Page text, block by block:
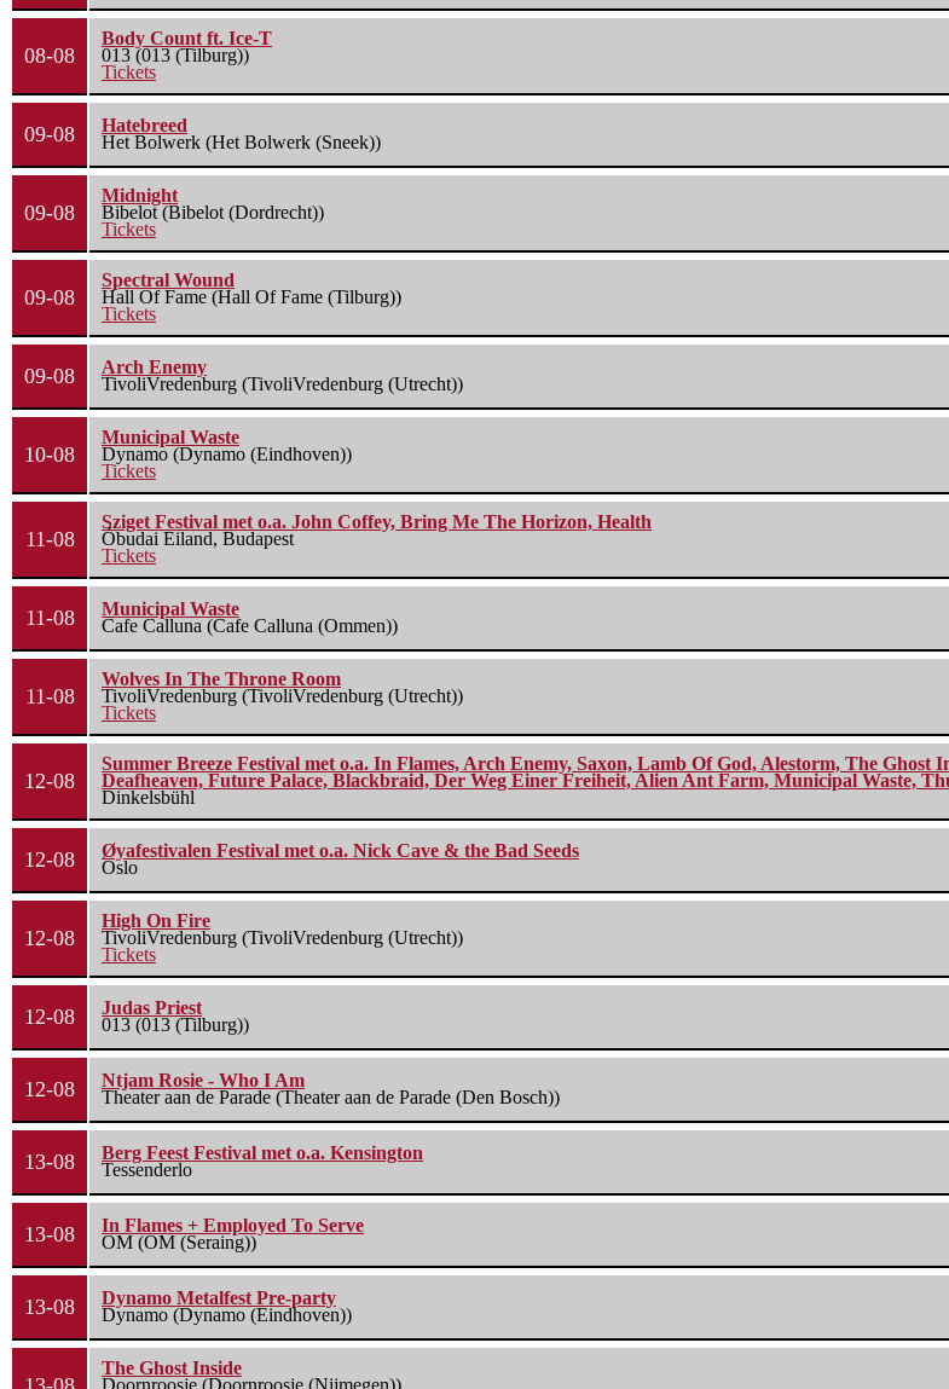
08-08
Body Count ft. Ice-T
013 (013 (Tilburg))
Tickets
09-08
Hatebreed
Het Bolwerk (Het Bolwerk (Sneek))
09-08
Midnight
Bibelot (Bibelot (Dordrecht))
Tickets
09-08
Spectral Wound
Hall Of Fame (Hall Of Fame (Tilburg))
Tickets
09-08
Arch Enemy
TivoliVredenburg (TivoliVredenburg (Utrecht))
10-08
Municipal Waste
Dynamo (Dynamo (Eindhoven))
Tickets
11-08
Sziget Festival met o.a. John Coffey, Bring Me The Horizon, Health
Óbudai Eiland, Budapest
Tickets
11-08
Municipal Waste
Cafe Calluna (Cafe Calluna (Ommen))
11-08
Wolves In The Throne Room
TivoliVredenburg (TivoliVredenburg (Utrecht))
Tickets
12-08
Summer Breeze Festival met o.a. In Flames, Arch Enemy, Saxon, Lamb Of God, Alestorm, The
Deafheaven, Future Palace, Blackbraid, Der Weg Einer Freiheit, Alien Ant Farm, Municipal Waste,
Dinkelsbühl
12-08
Øyafestivalen Festival met o.a. Nick Cave & the Bad Seeds
Oslo
12-08
High On Fire
TivoliVredenburg (TivoliVredenburg (Utrecht))
Tickets
12-08
Judas Priest
013 (013 (Tilburg))
12-08
Ntjam Rosie - Who I Am
Theater aan de Parade (Theater aan de Parade (Den Bosch))
13-08
Berg Feest Festival met o.a. Kensington
Tessenderlo
13-08
In Flames + Employed To Serve
OM (OM (Seraing))
13-08
Dynamo Metalfest Pre-party
Dynamo (Dynamo (Eindhoven))
The Ghost Inside